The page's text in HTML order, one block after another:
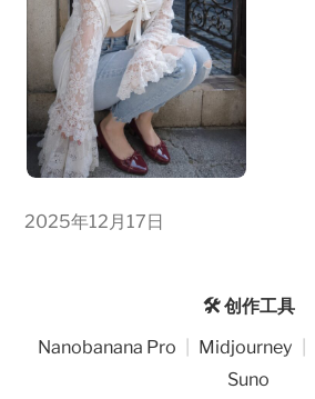
2025年12月17日
🛠️ 创作工具
Nanobanana Pro
Midjourney
Suno